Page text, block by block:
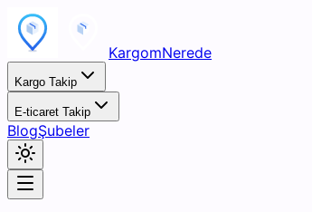
KargomNerede
Kargo Takip
E-ticaret Takip
BlogŞubeler